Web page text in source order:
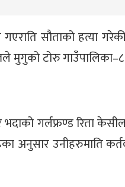
सौताको हत्या
मुगुको टोरु
गर्लफ्रण्ड रिता
उनीहरुमाति